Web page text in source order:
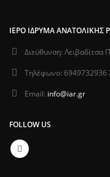
ΙΕΡΌ ΊΔΡΥΜΑ ΑΝΑΤΟΛΙΚΉΣ
Διεύθυνση: Λειβαδίτσα
Τηλέφωνο: 6949732936
Email: info@iar.gr
FOLLOW US